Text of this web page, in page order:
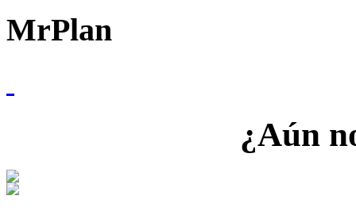
MrPlan
¿Aún